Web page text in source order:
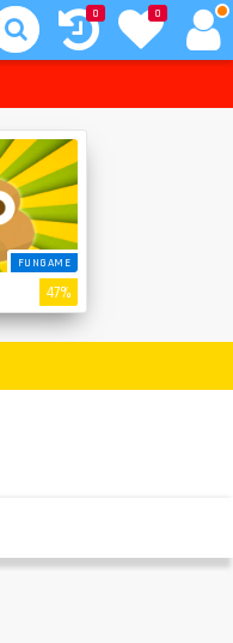
0
0
FUNGAME
47%